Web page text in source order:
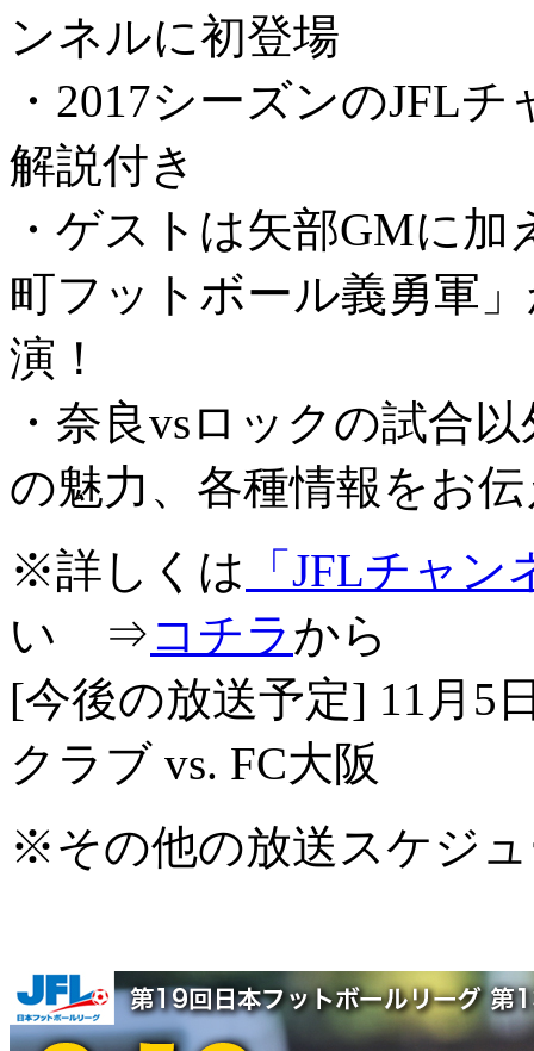
ンネルに初登場
・2017シーズンのJFL
解説付き
・ゲストは矢部GMに
町フットボール義勇軍
演！
・奈良vsロックの試合
の魅力、各種情報をお
※詳しくは 「JFLチャ
い ⇒コチラから
[今後の放送予定] 11月5
クラブ vs. FC大阪
※その他の放送スケジ